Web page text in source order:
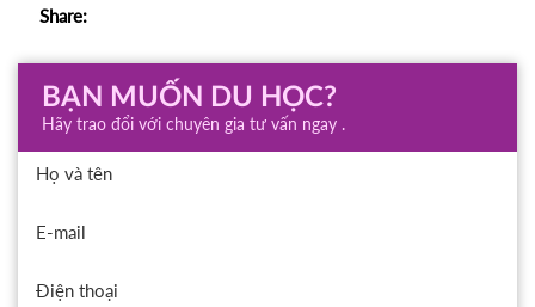
Share:
BẠN MUỐN DU HỌC?
Hãy trao đổi với chuyên gia tư vấn ngay .
Họ và tên
E-mail
Điện thoại